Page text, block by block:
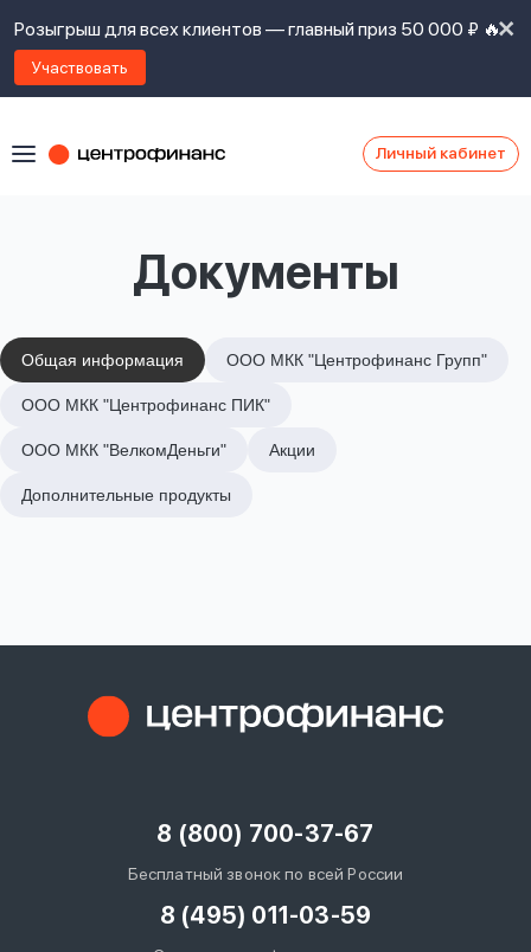
Розыгрыш для всех клиентов — главный приз 50 000 ₽ 🔥
Участвовать
Личный кабинет
Документы
Общая информация ООО МКК "Центрофинанс Групп"
ООО МКК "Центрофинанс ПИК"
ООО МКК "ВелкомДеньги" Акции
Дополнительные продукты
8 (800) 700-37-67
Бесплатный звонок по всей России
8 (495) 011-03-59
Войти под другим номером
ознакомлен
предоставления
займов,
политикой
сайта,
согласие
обработку